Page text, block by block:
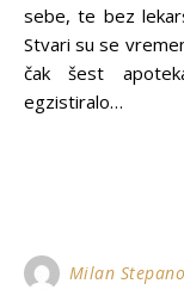
sebe, te bez
Stvari su se
čak šest
egzistiralo…
Milan